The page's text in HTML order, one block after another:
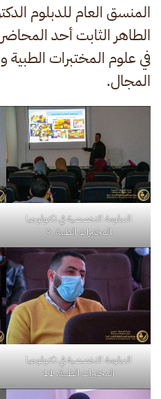
المنسق العام للدبلوم
الطاهر الثابت أحد
في علوم المختبرات
المجال.
الدبلومة التخصصية في تكنولوجيا
المختبرات الطبية. 9
الدبلومة التخصصية في تكنولوجيا
المختبرات الطبية. 11